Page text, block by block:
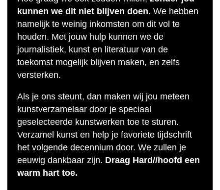
kunnen we dit niet blijven doen. We hebben
namelijk te weinig inkomsten om dit vol te
houden. Met jouw hulp kunnen we de
journalistiek, kunst en literatuur van de
toekomst mogelijk blijven maken, en zelfs
versterken.
Als je ons steunt, dan maken wij jou meteen
kunstverzamelaar door je speciaal
geselecteerde kunstwerken toe te sturen.
Verzamel kunst en help je favoriete tijdschrift
het volgende decennium door. We zullen je
eeuwig dankbaar zijn. Draag Hard//hoofd een
warm hart toe.